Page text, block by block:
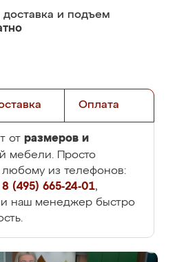
доставка и подъем
Оплата
от размеров и
мебели. Просто
любому из телефонов:
8 (495) 665-24-01,
и наш менеджер быстро